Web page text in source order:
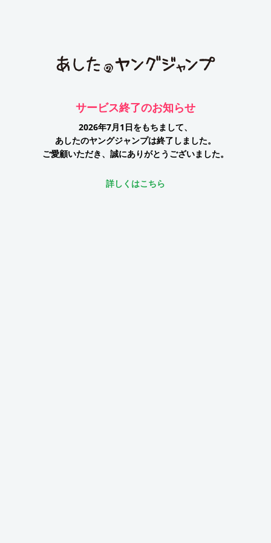
サービス終了のお知らせ
2026年7月1日をもちまして、
あしたのヤングジャンプは終了しました。
ご愛顧いただき、誠にありがとうございました。
詳しくはこちら